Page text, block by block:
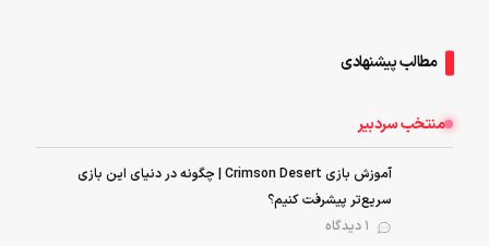
مطالب پیشنهادی
منتخب سردبیر
آموزش بازی Crimson Desert | چگونه در دنیای این بازی
سریع‌تر پیشرفت کنیم؟